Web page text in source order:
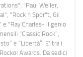
"Paul Weller,
"Rock n Spor"t, Gil
"Ray Charles- Il genio
“Classic Rock”,
e “Libertà”. E' tra i
Awards. Da sedici